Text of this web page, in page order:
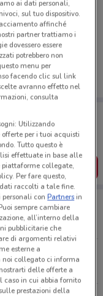
te!
negozi vicino a te,
comodamente
ai dati personali,
sul tuo dispositivo.
affinché
partner trattiamo i
dovessero essere
potrebbero non
menu per
facendo clic sul link
avranno effetto nel
consulta
Utilizzando
per i tuoi acquisti
Tutto questo è
effettuate in base alle
collegate,
Per fare questo,
raccolti a tale fine.
personali conPartnersin
sempre cambiare
all’interno della
pubblicitarie che
di argomenti relativi
esterne a
noi collegato ci informa
delle offerte a
caso in cui abbia fornito
prestazioni della